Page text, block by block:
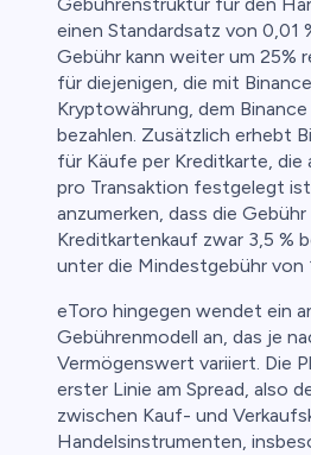
einen Standardsatz von 0,01
Gebühr kann weiter um 25%
für diejenigen, die mit
Kryptowährung, dem
bezahlen. Zusätzlich erhebt
für Käufe per Kreditkarte, die
pro Transaktion festgelegt
anzumerken, dass die
Kreditkartenkauf zwar 3,5 %
unter die Mindestgebühr von
eToro hingegen wendet ein
Gebührenmodell an, das je
Vermögenswert variiert. Die
erster Linie am Spread, also
zwischen Kauf- und
Handelsinstrumenten,